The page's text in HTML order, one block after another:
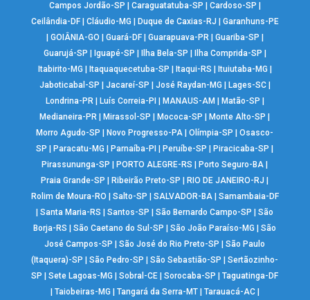
Campos Jordão-SP
Caraguatatuba-SP Cardoso-SP
Ceilândia-DF| Cláudio-MG Duque de Caxias-RJ
Garanhuns-PE
GOIÂNIA-GO Guará-DF| Guarapuava-PR| Guariba-SP
Guarujá-SP
Iguapé-SP Ilha Bela-SP Ilha Comprida-SP
Itabirito-MG
Itaquaquecetuba-SP Itaqui-RS Ituiutaba-MG
Jaboticabal-SP
Jacareí-SP José Raydan-MG Lages-SC|
Londrina-PR| Luís Correia-PI MANAUS-AM Matão-SP
Medianeira-PR
Mirassol-SP Mococa-SP Monte Alto-SP
Morro Agudo-SP
Novo Progresso-PA |Olímpia-SP |Osasco-
SP
Paracatu-MG Parnaíba-PI Peruíbe-SP Piracicaba-SP
Pirassununga-SP
PORTO ALEGRE-RS Porto Seguro-BA
Praia Grande-SP
Ribeirão Preto-SP RIO DE JANEIRO-RJ
Rolim de Moura-RO
Salto-SP SALVADOR-BA| Samambaia-DF
|Santa Maria-RS |Santos-SP |São Bernardo Campo-SP |São
Borja-RS
|São Caetano do Sul-SP |São João Paraíso-MG |São
José Campos-SP
|São José do Rio Preto-SP |São Paulo
(Itaquera)-SP
|São Pedro-SP |São Sebastião-SP |Sertãozinho-
SP
|Sete Lagoas-MG |Sobral-CE |Sorocaba-SP |Taguatinga-DF
Taiobeiras-MG Tangará da Serra-MT| Tarauacá-AC|